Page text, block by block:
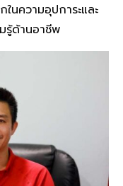
ในความอุปการะและ
รู้ด้านอาชีพ